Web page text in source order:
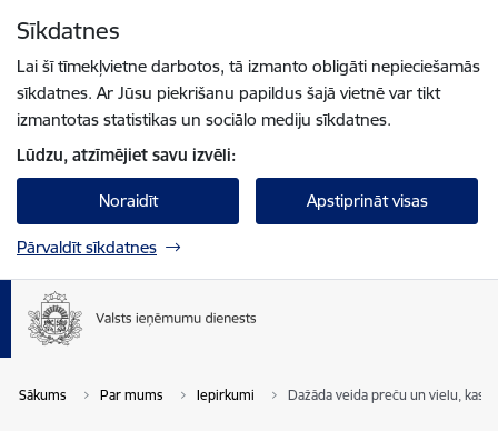
Sīkdatnes
Lai šī tīmekļvietne darbotos, tā izmanto obligāti nepieciešamās
sīkdatnes. Ar Jūsu piekrišanu papildus šajā vietnē var tikt
izmantotas statistikas un sociālo mediju sīkdatnes.
Lūdzu, atzīmējiet savu izvēli:
Noraidīt Apstiprināt visas
Pārvaldīt sīkdatnes
Sākums Par mums Iepirkumi Dažāda veida preču un vielu, kas